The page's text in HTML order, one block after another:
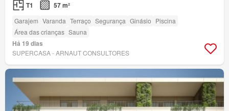
T1 57 m²
Garajem Varanda Terraço Segurança Ginásio Piscina
Área das crianças Sauna
Há 19 dias
SUPERCASA - ARNAUT CONSULTORES